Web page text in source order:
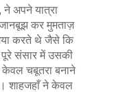
ने अपने यात्रा
कर मुमताज़
करते थे जैसे कि
संसार में उसकी
चबूतरा बनाने
शाहजहाँ ने केवल